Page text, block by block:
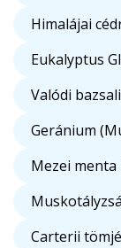
Himalájai
Eukalyptus
Valódi
Geránium
Mezei
Carterii